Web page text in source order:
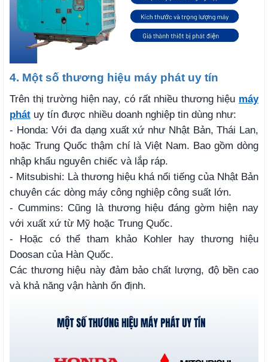
4. Một số thương hiệu máy phát uy tín
Trên thị trường hiện nay, có rất nhiều thương hiệu máy
phát uy tín được nhiều doanh nghiệp tin dùng như:
- Honda: Với đa dạng xuất xứ như Nhật Bản, Thái Lan,
hoặc Trung Quốc thậm chí là Việt Nam. Bao gồm dòng
nhập khẩu nguyên chiếc và lắp ráp.
- Mitsubishi: Là thương hiệu khá nổi tiếng của Nhật Bản
chuyên các dòng máy công nghiệp công suất lớn.
- Cummins: Cũng là thương hiệu đáng gờm hiện nay
với xuất xứ từ Mỹ hoặc Trung Quốc.
- Hoặc có thể tham khảo Kohler hay thương hiệu
Doosan của Hàn Quốc.
Các thương hiệu này đảm bảo chất lượng, độ bền cao
và khả năng vận hành ổn định.